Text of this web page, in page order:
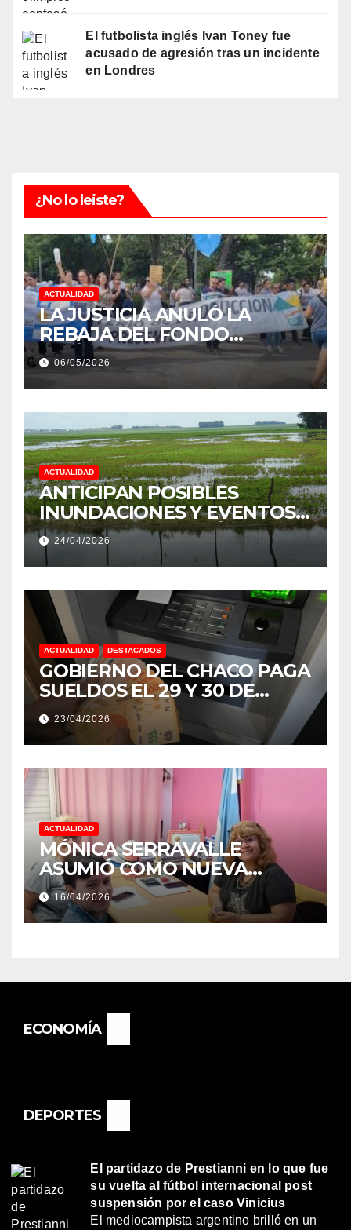
El futbolista inglés Ivan Toney fue
acusado de agresión tras un incidente
en Londres
¿No lo leiste?
ACTUALIDAD
LA JUSTICIA ANULÓ LA
REBAJA DEL FONDO
ESTÍMULO A EMPLEADOS DE
PRODUCCIÓN DE LA
PROVINCIA DEL CHACO
06/05/2026
ACTUALIDAD
ANTICIPAN POSIBLES
INUNDACIONES Y EVENTOS
EXTREMOS: “PODRÍA SER UN
NIÑO MUY IMPORTANTE”
24/04/2026
ACTUALIDAD DESTACADOS
GOBIERNO DEL CHACO PAGA
SUELDOS EL 29 Y 30 DE
ABRIL, CON EL 2% DE
AUMENTO
23/04/2026
ACTUALIDAD
MÓNICA SERRAVALLE
ASUMIÓ COMO NUEVA
DIRECTORA DEL E.E.S. N° 82
«RENÉ FAVALORO» DE
BASAIL.
16/04/2026
ECONOMÍA
DEPORTES
El partidazo de Prestianni en lo que fue
su vuelta al fútbol internacional post
suspensión por el caso Vinicius
El mediocampista argentino brilló en un